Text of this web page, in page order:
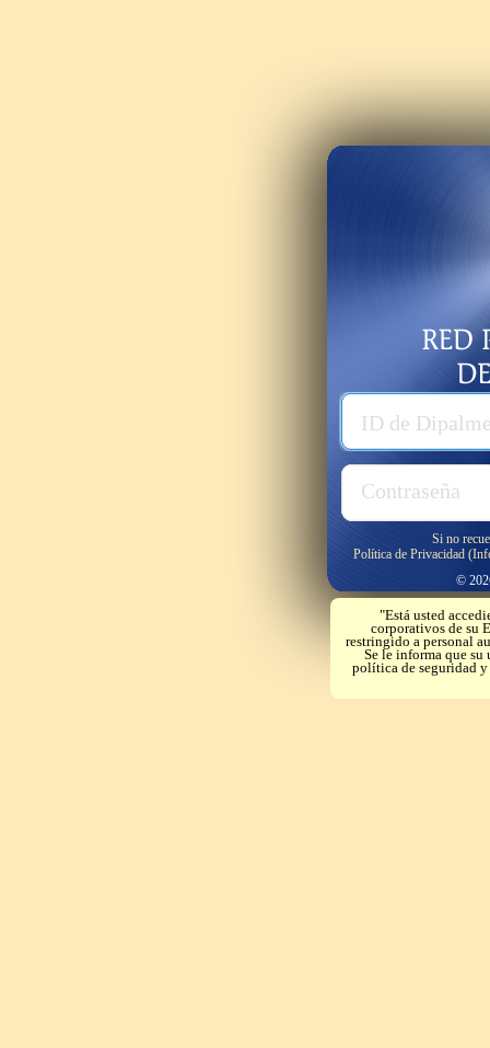
ID de
Contraseña
Usuario
Password
Si no
Política de Privacidad
©
"Está usted
corporativos de su
restringido a personal
Se le informa que su
política de seguridad y